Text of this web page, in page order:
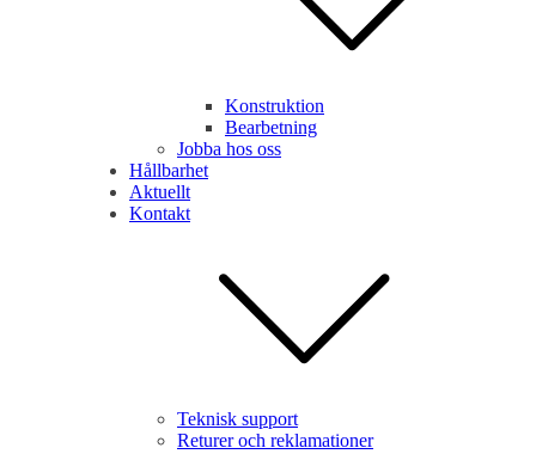
och enter-tangenten för besöka önskad sida. På enheter
Konstruktion
Bearbetning
Jobba hos oss
Hållbarhet
Aktuellt
Kontakt
Teknisk support
Returer och reklamationer